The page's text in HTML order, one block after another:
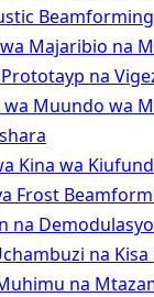
Beamforming
Majaribio na
na
wa Muundo wa
Kina wa
Frost
na
na
na